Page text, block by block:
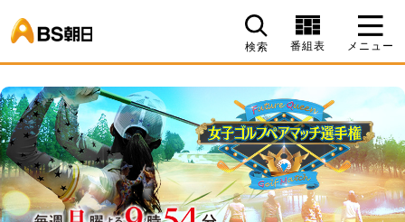
検索 番組表 メニュー